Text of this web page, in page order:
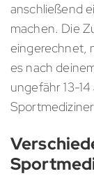
anschließend
machen. Die
eingerechnet,
es nach
ungefähr 13-